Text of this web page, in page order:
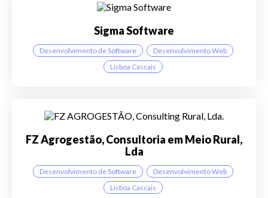
Sigma Software
Desenvolvimento de Software
Desenvolvimento Web
Lisboa Cascais
FZ Agrogestão, Consultoria em Meio Rural,
Lda
Desenvolvimento de Software
Desenvolvimento Web
Lisboa Cascais